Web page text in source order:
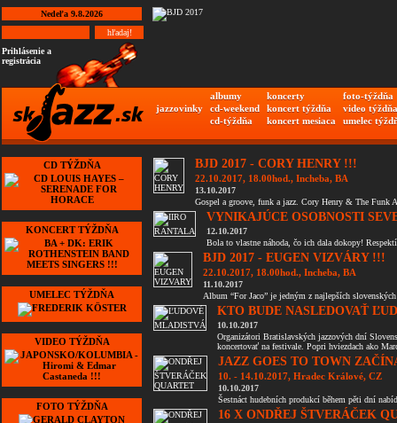
Nedeľa 9.8.2026
Prihlásenie a
registrácia
jazzovinky
albumy koncerty
foto-týždňa
cd-weekend
koncert týždňa
video týždňa
cd-týždňa
koncert mesiaca umelec
CD TÝŽDŇA
KONCERT TÝŽDŇA
UMELEC TÝŽDŇA
VIDEO TÝŽDŇA
FOTO TÝŽDŇA
BJD 2017 - CORY HENRY !!!
22.10.2017, 18.00hod., Incheba, BA
13.10.2017
Gospel a groove, funk a jazz. Cory Henry & The Funk
VYNIKAJÚCE OSOBNOSTI
12.10.2017
Bola to vlastne náhoda, čo ich dala dokopy!
BJD 2017 - EUGEN VIZVÁRY !!!
22.10.2017, 18.00hod., Incheba, BA
11.10.2017
Album “For Jaco” je jedným z najlepších
KTO BUDE NASLEDOVAŤ
10.10.2017
Organizátori Bratislavských jazzových dní
koncertovať na festivale. Popri hviezdach ako
JAZZ GOES TO TOWN
10. - 14.10.2017, Hradec Králové, CZ
10.10.2017
Šestnáct hudebních produkcí během pěti dní
16 X ONDŘEJ ŠTVERÁČEK